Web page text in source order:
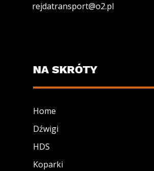
rejdatransport@o2.pl
NA SKRÓTY
Home
Dźwigi
HDS
Koparki